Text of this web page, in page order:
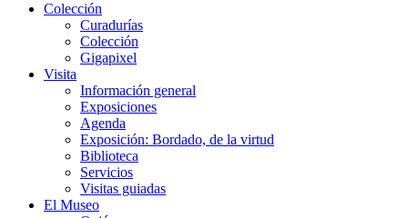
Colección
Curadurías
Colección
Gigapixel
Visita
Información general
Exposiciones
Agenda
Exposición: Bordado, de la virtud
Biblioteca
Servicios
Visitas guiadas
El Museo